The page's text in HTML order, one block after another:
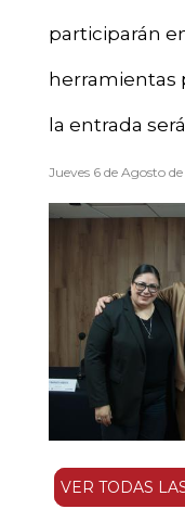
participarán
herramientas
la entrada
Jueves 6 de Agosto
VER TODAS